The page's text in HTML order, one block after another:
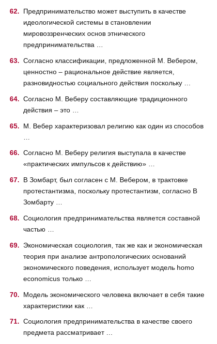
Предпринимательство может выступить в качестве
идеологической системы в становлении
мировоззренческих основ этнического
предпринимательства …
Согласно классификации, предложенной М. Вебером,
ценностно – рациональное действие является,
разновидностью социального действия поскольку …
Согласно М. Веберу составляющие традиционного
действия – это …
М. Вебер характеризовал религию как один из способов
Согласно М. Веберу религия выступала в качестве
«практических импульсов к действию» …
В Зомбарт, был согласен с М. Вебером, в трактовке
протестантизма, поскольку протестантизм, согласно В
Зомбарту …
Социология предпринимательства является составной
частью …
Экономическая социология, так же как и экономическая
теория при анализе антропологических оснований
экономического поведения, использует модель homo
economicus только …
Модель экономического человека включает в себя такие
характеристики как …
Социология предпринимательства в качестве своего
предмета рассматривает …